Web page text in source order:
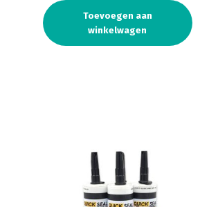
Toevoegen aan
winkelwagen